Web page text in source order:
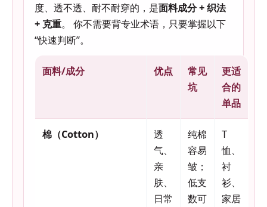
度、透不透、耐不耐穿的，是面料成分 + 织法
+ 克重。 你不需要背专业术语，只要掌握以下
“快速判断”。
面料/成分 优点
常见
坑
更适
合的
单品
棉（Cotton）
透
气、
亲
肤、
日常
纯棉
容易
皱；
低支
数可
T
恤、
衬
衫、
家居